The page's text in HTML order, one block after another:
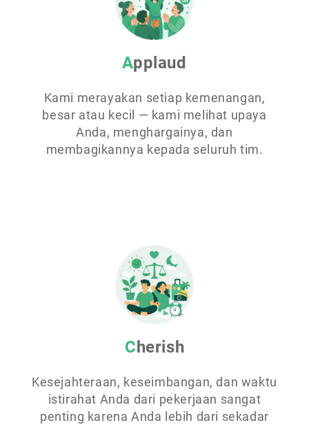
Applaud
Kami merayakan setiap kemenangan,
besar atau kecil — kami melihat upaya
Anda, menghargainya, dan
membagikannya kepada seluruh tim.
Cherish
Kesejahteraan, keseimbangan, dan waktu
istirahat Anda dari pekerjaan sangat
penting karena Anda lebih dari sekadar